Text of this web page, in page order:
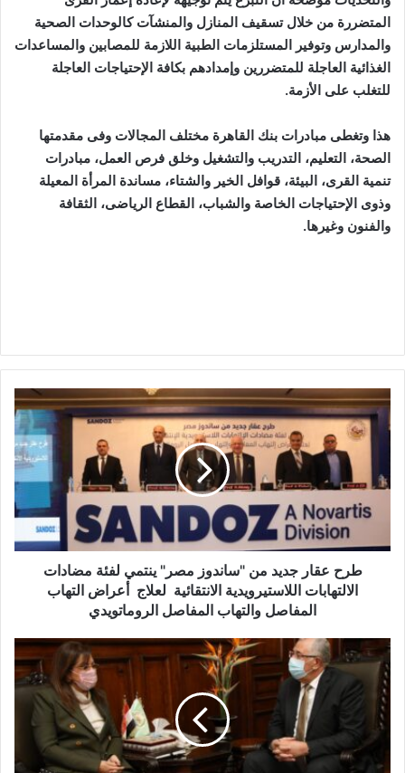
المتضررة من خلال تسقيف المنازل والمنشآت كالوحدات الصحية
والمدارس وتوفير المستلزمات الطبية اللازمة للمصابين والمساعدات
الغذائية العاجلة للمتضررين وإمدادهم بكافة الإحتياجات العاجلة
للتغلب على الأزمة.
هذا وتغطى مبادرات بنك القاهرة مختلف المجالات وفى مقدمتها
الصحة، التعليم، التدريب والتشغيل وخلق فرص العمل، مبادرات
تنمية القرى، البيئة، قوافل الخير والشتاء، مساندة المرأة المعيلة
وذوى الإحتياجات الخاصة والشباب، القطاع الرياضى، الثقافة
والفنون وغيرها.
طرح
عقار
جديد
"ساندوز
مصر"
ينتمي
مضادات
الالتهابات
اللاستيرويدية
أعراض
التهاب
المفاصل
والتهاب
المفاصل
الروماتويدي
طرح عقار جديد من "ساندوز مصر" ينتمي لفئة مضادات
الالتهابات اللاستيرويدية الانتقائية لعلاج أعراض التهاب
المفاصل والتهاب المفاصل الروماتويدي
وزيرا
الزراعة
والتخطيط
يبحثان
التعاون
بين